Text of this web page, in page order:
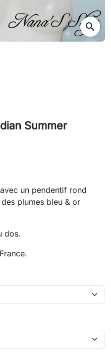
search
Summer
un pendentif rond
plumes bleu & or
dos.